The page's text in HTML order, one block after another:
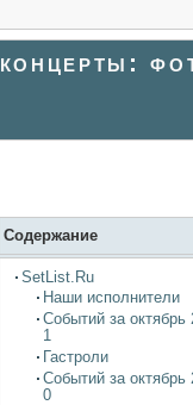
концерты:
Содержание
SetList.Ru
Наши исполнители
Событий за октябрь
1
Гастроли
Событий за октябрь
0